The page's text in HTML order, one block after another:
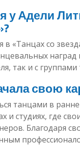
у Адели
«Танцах со
так и с
свою
танцами в
и студиях, где
Благодаря